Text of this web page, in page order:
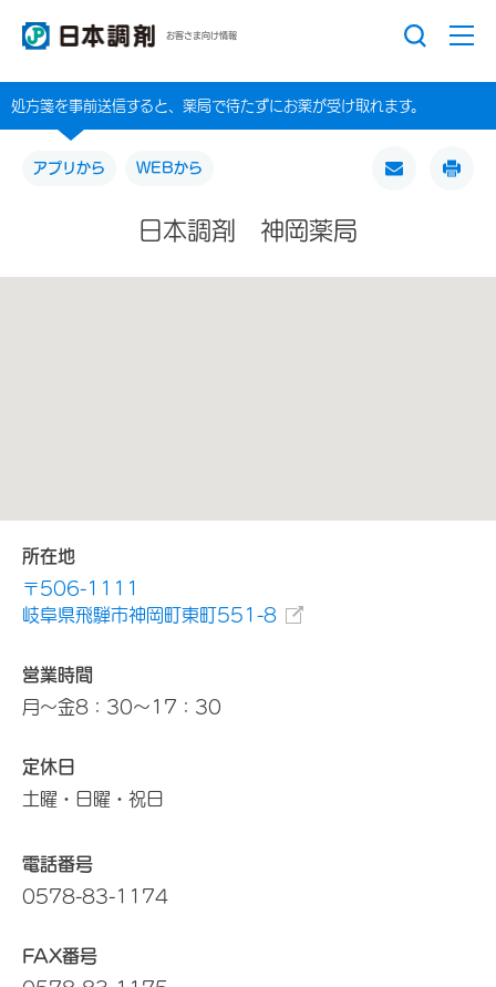
お客さま向け情報
処方箋を事前送信すると、薬局で待たずにお薬が受け取れます。
アプリから WEBから
日本調剤 神岡薬局
所在地
〒506-1111
岐阜県飛騨市神岡町東町551-8
営業時間
月～金8：30～17：30
定休日
土曜・日曜・祝日
電話番号
0578-83-1174
FAX番号